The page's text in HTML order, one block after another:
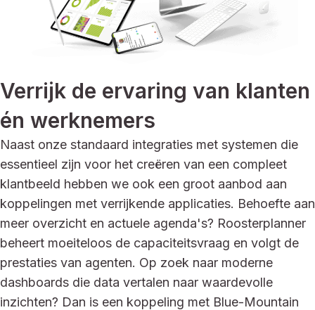
Verrijk de ervaring van klanten
én werknemers
Naast onze standaard integraties met systemen die
essentieel zijn voor het creëren van een compleet
klantbeeld hebben we ook een groot aanbod aan
koppelingen met verrijkende applicaties. Behoefte aan
meer overzicht en actuele agenda's? Roosterplanner
beheert moeiteloos de capaciteitsvraag en volgt de
prestaties van agenten. Op zoek naar moderne
dashboards die data vertalen naar waardevolle
inzichten? Dan is een koppeling met Blue-Mountain